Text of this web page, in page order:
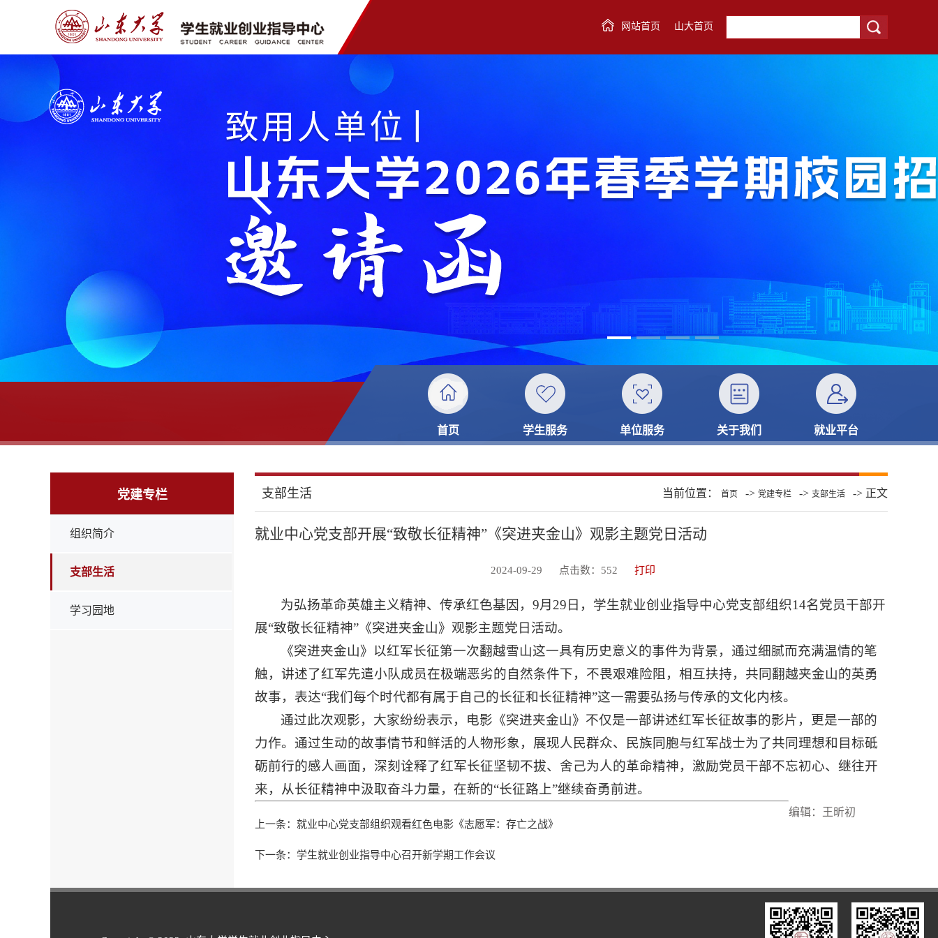
网站首页 山大首页
首页 学生服务 单位服务 关于我们 就业平台
党建专栏
组织简介
支部生活
学习园地
支部生活 当前位置： 首页 -> 党建专栏 -> 支部生活 -> 正文
就业中心党支部开展“致敬长征精神”《突进夹金山》观影主题党日活动
2024-09-29 点击数： 552 打印
为弘扬革命英雄主义精神、传承红色基因，9月29日，学生就业创业指导中心党支部组织14名党员干部开
展“致敬长征精神”《突进夹金山》观影主题党日活动。
《突进夹金山》以红军长征第一次翻越雪山这一具有历史意义的事件为背景，通过细腻而充满温情的笔
触，讲述了红军先遣小队成员在极端恶劣的自然条件下，不畏艰难险阻，相互扶持，共同翻越夹金山的英勇
故事，表达“我们每个时代都有属于自己的长征和长征精神”这一需要弘扬与传承的文化内核。
通过此次观影，大家纷纷表示，电影《突进夹金山》不仅是一部讲述红军长征故事的影片，更是一部的
力作。通过生动的故事情节和鲜活的人物形象，展现人民群众、民族同胞与红军战士为了共同理想和目标砥
砺前行的感人画面，深刻诠释了红军长征坚韧不拔、舍己为人的革命精神，激励党员干部不忘初心、继往开
来，从长征精神中汲取奋斗力量，在新的“长征路上”继续奋勇前进。
编辑：王昕初
上一条： 就业中心党支部组织观看红色电影《志愿军：存亡之战》
下一条： 学生就业创业指导中心召开新学期工作会议